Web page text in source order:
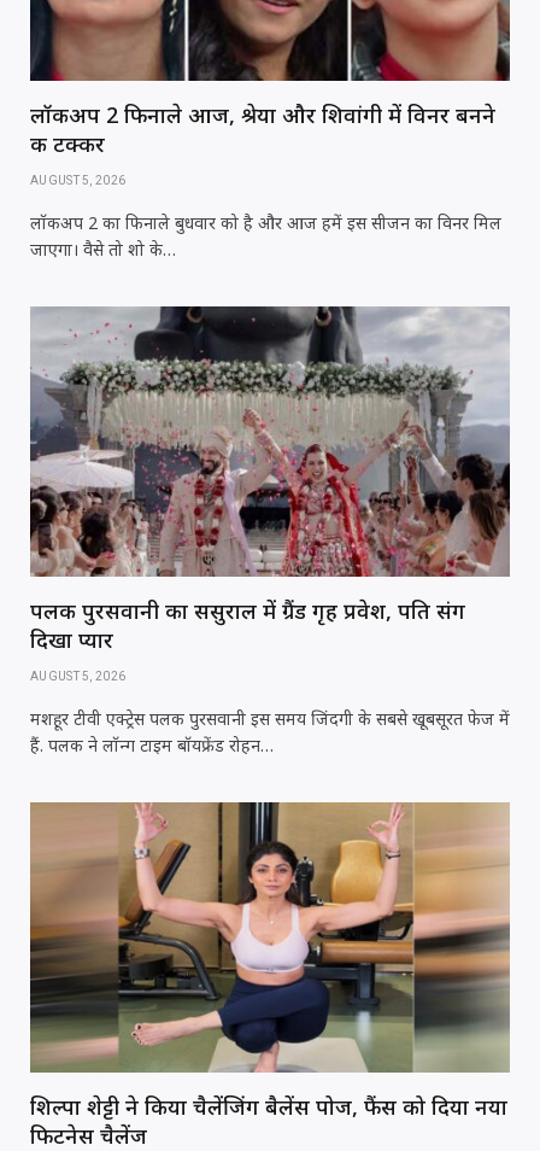
लॉकअप 2 फिनाले आज, श्रेया और शिवांगी में विनर बनने
की टक्कर
AUGUST 5, 2026
लॉकअप 2 का फिनाले बुधवार को है और आज हमें इस सीजन का विनर मिल
जाएगा। वैसे तो शो के…
पलक पुरसवानी का ससुराल में ग्रैंड गृह प्रवेश, पति संग
दिखा प्यार
AUGUST 5, 2026
मशहूर टीवी एक्ट्रेस पलक पुरसवानी इस समय जिंदगी के सबसे खूबसूरत फेज में
हैं. पलक ने लॉन्ग टाइम बॉयफ्रेंड रोहन…
शिल्पा शेट्टी ने किया चैलेंजिंग बैलेंस पोज, फैंस को दिया नया
फिटनेस चैलेंज